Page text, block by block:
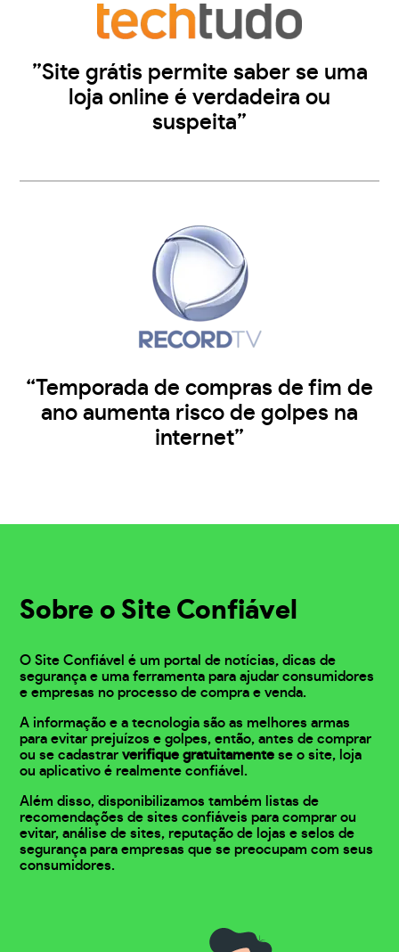
”Site grátis permite saber se uma
loja online é verdadeira ou
suspeita”
“Temporada de compras de fim de
ano aumenta risco de golpes na
internet”
Sobre o Site Confiável
O Site Confiável é um portal de notícias, dicas de
segurança e uma ferramenta para ajudar consumidores
e empresas no processo de compra e venda.
A informação e a tecnologia são as melhores armas
para evitar prejuízos e golpes, então, antes de comprar
ou se cadastrarverifique gratuitamente se o site, loja
ou aplicativo é realmente confiável.
Além disso, disponibilizamos também listas de
recomendações de sites confiáveis para comprar ou
evitar, análise de sites, reputação de lojas e selos de
segurança para empresas que se preocupam com seus
consumidores.